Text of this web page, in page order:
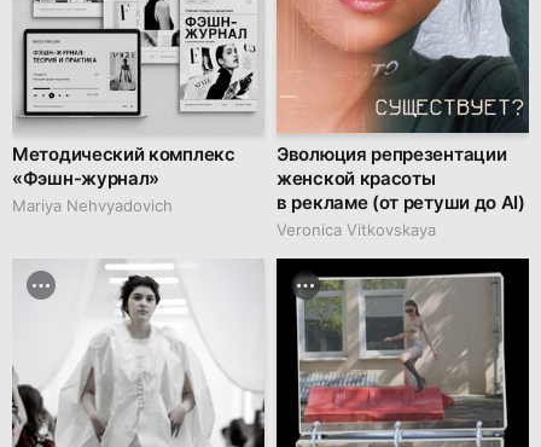
Методический комплекс
«Фэшн-журнал»
Mariya Nehvyadovich
Эволюция репрезентации
женской красоты
в рекламе (от ретуши до AI)
Veronica Vitkovskaya